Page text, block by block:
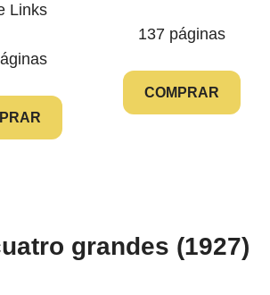
Links
137 páginas
COMPRAR
grandes (1927)